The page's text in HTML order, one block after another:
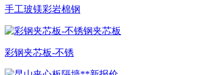
手工玻镁彩岩棉钢
彩钢夹芯板-不锈